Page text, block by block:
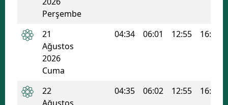
Perşembe
21
Ağustos
2026
Cuma
04:34 06:01 12:55 16:38
22
04:35 06:02 12:55 16:38